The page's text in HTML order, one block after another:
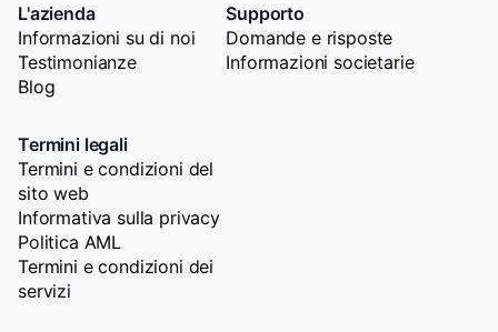
L'azienda
Informazioni su di noi
Testimonianze
Blog
Supporto
Domande e risposte
Informazioni societarie
Termini legali
Termini e condizioni del
sito web
Informativa sulla privacy
Politica AML
Termini e condizioni dei
servizi